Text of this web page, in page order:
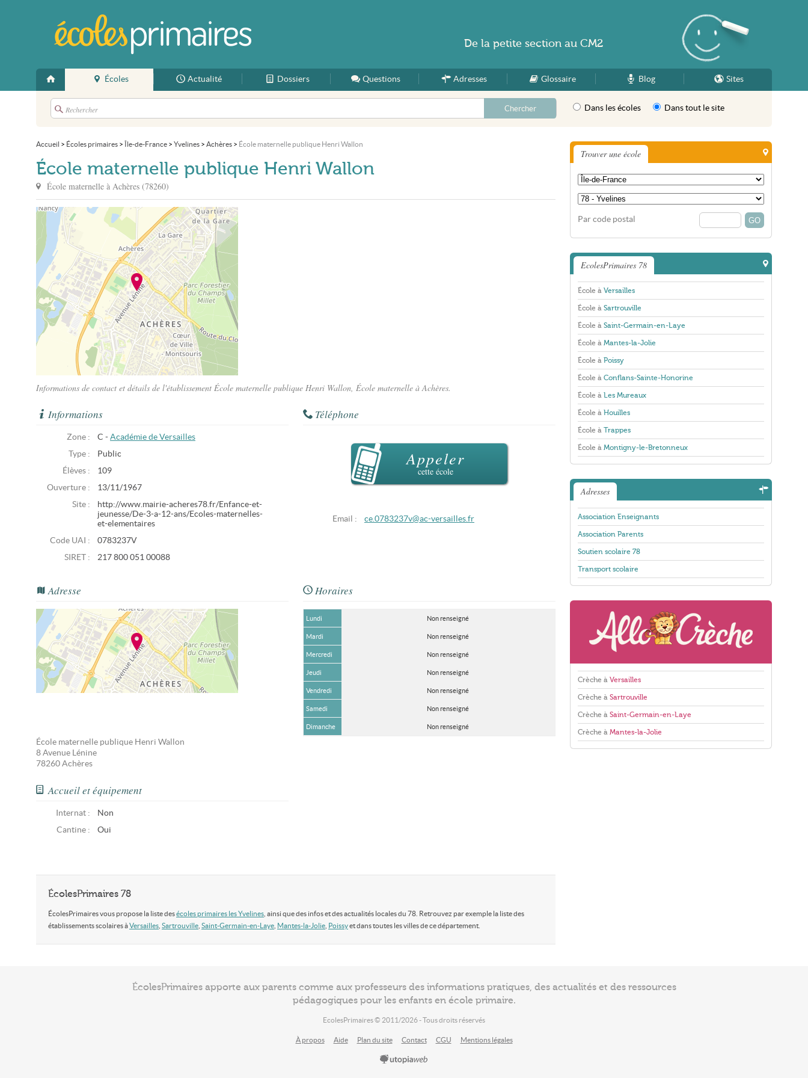
Accueil
Écoles Actualité Dossiers Questions Adresses Glossaire Blog Sites
Dans les écoles Dans tout le site
Accueil > Écoles primaires > Île-de-France > Yvelines > Achères > École maternelle publique Henri Wallon
École maternelle publique Henri Wallon
École maternelle à Achères (78260)
Informations de contact et détails de l'établissement École maternelle publique Henri Wallon, École maternelle à Achères.
Informations
Zone : C - Académie de Versailles
Type :
Public
Élèves :
109
Ouverture :
13/11/1967
Site :
http://www.mairie-acheres78.fr/Enfance-et-
jeunesse/De-3-a-12-ans/Ecoles-maternelles-
et-elementaires
Code UAI :
0783237V
SIRET :
217 800 051 00088
Téléphone
Appeler
cette école
Email : ce.0783237v@ac-versailles.fr
Adresse
École maternelle publique Henri Wallon
8 Avenue Lénine
78260 Achères
Horaires
Lundi Non renseigné
Mardi Non renseigné
Mercredi Non renseigné
Jeudi Non renseigné
Vendredi Non renseigné
Samedi Non renseigné
Dimanche Non renseigné
Accueil et équipement
Internat :
Non
Cantine :
Oui
ÉcolesPrimaires 78
ÉcolesPrimaires vous propose la liste desécoles primaires les Yvelines , ainsi que des infos et des actualités locales du 78. Retrouvez par exemple la liste des
établissements scolaires àVersailles Sartrouville Saint-Germain-en-Laye Mantes-la-Jolie Poissyet dans toutes les villes de ce département.
Trouver une école
Par code postal
EcolesPrimaires 78
École à Versailles
École à Sartrouville
École à Saint-Germain-en-Laye
École à Mantes-la-Jolie
École à Poissy
École à Conflans-Sainte-Honorine
École à Les Mureaux
École à Houilles
École à Trappes
École à Montigny-le-Bretonneux
Adresses
Association Enseignants
Association Parents
Soutien scolaire 78
Transport scolaire
Crèche à Versailles
Crèche à Sartrouville
Crèche à Saint-Germain-en-Laye
Crèche à Mantes-la-Jolie
De la petite section au CM2
ÉcolesPrimaires apporte aux parents comme aux professeurs des informations pratiques, des actualités et des ressources
pédagogiques pour les enfants en école primaire.
EcolesPrimaires © 2011/2026 - Tous droits réservés
À propos Aide Plan du site Contact CGU Mentions légales